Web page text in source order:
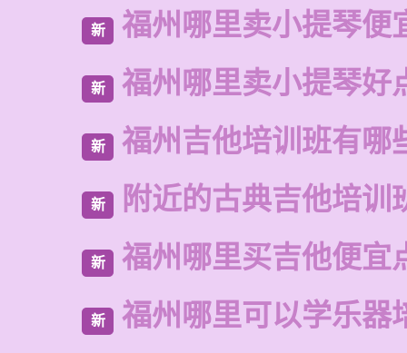
新 福州哪里卖小提琴便
新 福州哪里卖小提琴好
新 福州吉他培训班有哪
新 附近的古典吉他培训
新 福州哪里买吉他便宜
新 福州哪里可以学乐器